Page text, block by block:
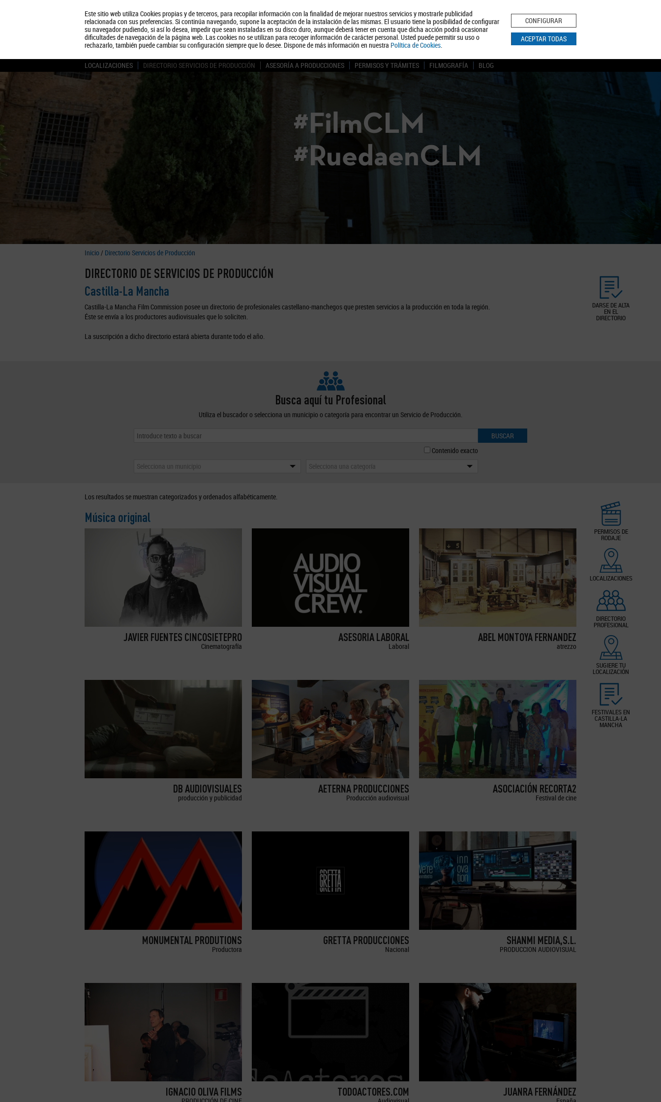
Este sitio web utiliza Cookies propias y de terceros, para recopilar información con la finalidad de mejorar nuestros servicios y mostrarle publicidad
relacionada con sus preferencias. Si continúa navegando, supone la aceptación de la instalación de las mismas. El usuario tiene la posibilidad de configurar
su navegador pudiendo, si así lo desea, impedir que sean instaladas en su disco duro, aunque deberá tener en cuenta que dicha acción podrá ocasionar
dificultades de navegación de la página web. Las cookies no se utilizan para recoger información de carácter personal. Usted puede permitir su uso o
rechazarlo, también puede cambiar su configuración siempre que lo desee. Dispone de más información en nuestra Política de Cookies.
CONFIGURAR
ACEPTAR TODAS
Quiénes somos Turismo Política de Privacidad Aviso Legal Política de Cookies
BUSCAR
LOCALIZACIONES DIRECTORIO SERVICIOS DE PRODUCCIÓN ASESORÍA A PRODUCCIONES PERMISOS Y TRÁMITES FILMOGRAFÍA BLOG
#FilmCLM
#RuedaenCLM
Inicio / Directorio Servicios de Producción
DARSE DE ALTA
EN EL
DIRECTORIO
DIRECTORIO DE SERVICIOS DE PRODUCCIÓN
Castilla-La Mancha
Castilla-La Mancha Film Commission posee un directorio de profesionales castellano-manchegos que presten servicios a la producción en toda la región.
Éste se envía a los productores audiovisuales que lo soliciten.
La suscripción a dicho directorio estará abierta durante todo el año.
Busca aquí tu Profesional
Utiliza el buscador o selecciona un municipio o categoría para encontrar un Servicio de Producción.
BUSCAR
Contenido exacto
Selecciona un municipio
Selecciona una categoría
PERMISOS DE
RODAJE
LOCALIZACIONES
DIRECTORIO
PROFESIONAL
SUGIERE TU
LOCALIZACIÓN
FESTIVALES EN
CASTILLA-LA
MANCHA
Los resultados se muestran categorizados y ordenados alfabéticamente.
Música original
JAVIER FUENTES CINCOSIETEPRO
Cinematografía
ASESORIA LABORAL
Laboral
ABEL MONTOYA FERNANDEZ
atrezzo
DB AUDIOVISUALES
producción y publicidad
AETERNA PRODUCCIONES
Producción audiovisual
ASOCIACIÓN RECORTA2
Festival de cine
MONUMENTAL PRODUTIONS
Productora
GRETTA PRODUCCIONES
Nacional
SHANMI MEDIA,S.L.
PRODUCCION AUDIOVISUAL
IGNACIO OLIVA FILMS TODOACTORES.COM JUANRA FERNÁNDEZ